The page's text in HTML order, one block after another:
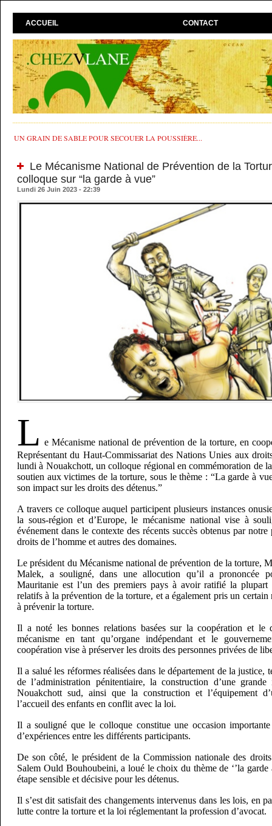
ACCUEIL CONTACT
UN GRAIN DE SABLE POUR SECOUER LA POUSSIÈRE...
Le Mécanisme National de Prévention de la
colloque sur “la garde à vue”
Lundi 26 Juin 2023 - 22:39
L e Mécanisme national de prévention de la torture, en
Représentant du Haut-Commissariat des Nations Unies aux
lundi à Nouakchott, un colloque régional en commémoration de
soutien aux victimes de la torture, sous le thème : “La garde à
son impact sur les droits des détenus.”
A travers ce colloque auquel participent plusieurs instances
la sous-région et d’Europe, le mécanisme national vise à
événement dans le contexte des récents succès obtenus par
droits de l’homme et autres des domaines.
Le président du Mécanisme national de prévention de la torture,
Malek, a souligné, dans une allocution qu’il a prononcée
Mauritanie est l’un des premiers pays à avoir ratifié la plupart
relatifs à la prévention de la torture, et a également pris un certain
à prévenir la torture.
Il a noté les bonnes relations basées sur la coopération et le
mécanisme en tant qu’organe indépendant et le
coopération vise à préserver les droits des personnes privées de
Il a salué les réformes réalisées dans le département de la justice,
de l’administration pénitentiaire, la construction d’une
Nouakchott sud, ainsi que la construction et l’équipement
l’accueil des enfants en conflit avec la loi.
Il a souligné que le colloque constitue une occasion importante
d’expériences entre les différents participants.
De son côté, le président de la Commission nationale des
Salem Ould Bouhoubeini, a loué le choix du thème de ‘’la garde
étape sensible et décisive pour les détenus.
Il s’est dit satisfait des changements intervenus dans les lois, en
lutte contre la torture et la loi réglementant la profession d’avocat.